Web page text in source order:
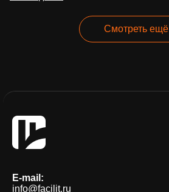
Смотреть ещё
E-mail:
info@facilit.ru